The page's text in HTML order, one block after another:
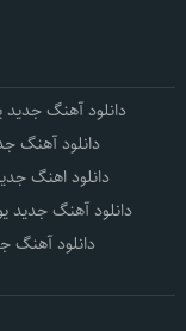
دانلود آهنگ جدید
دانلود آهنگ
دانلود اهنگ
دانلود آهنگ جدید
دانلود آهنگ